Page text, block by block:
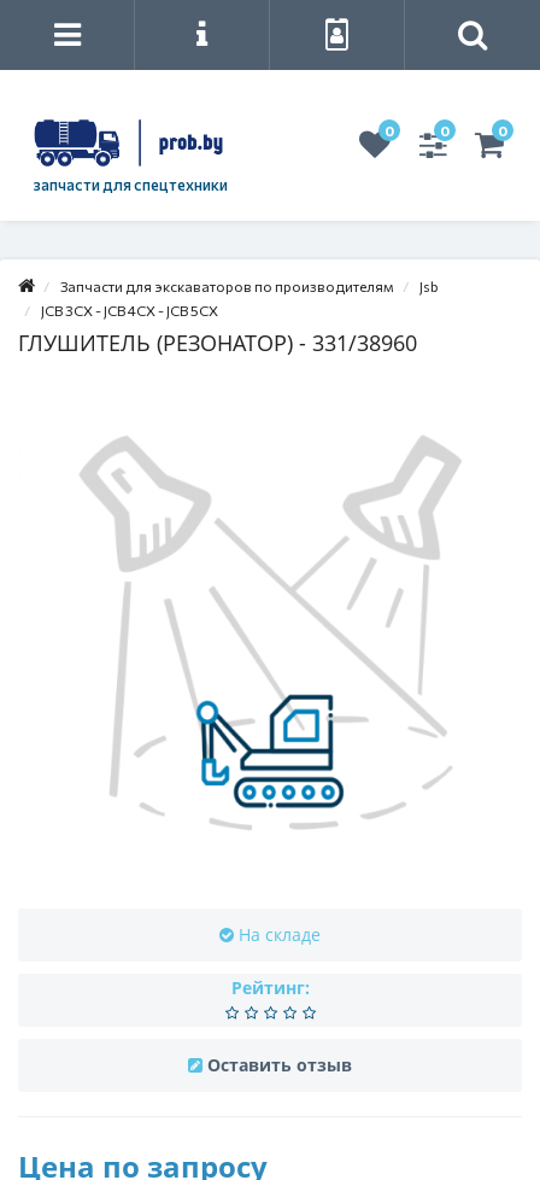
запчасти для спецтехники
0 0 0
Запчасти для экскаваторов по производителям
Jsb
JCB 3CX - JCB 4CX - JCB 5CX
ГЛУШИТЕЛЬ (РЕЗОНАТОР) - 331/38960
На складе
Рейтинг:
Оставить отзыв
Цена по запросу